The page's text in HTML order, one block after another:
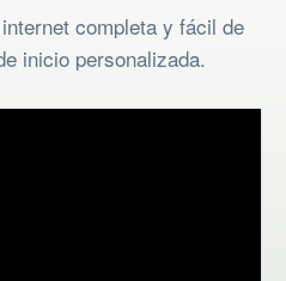
completa y fácil de
inicio personalizada.